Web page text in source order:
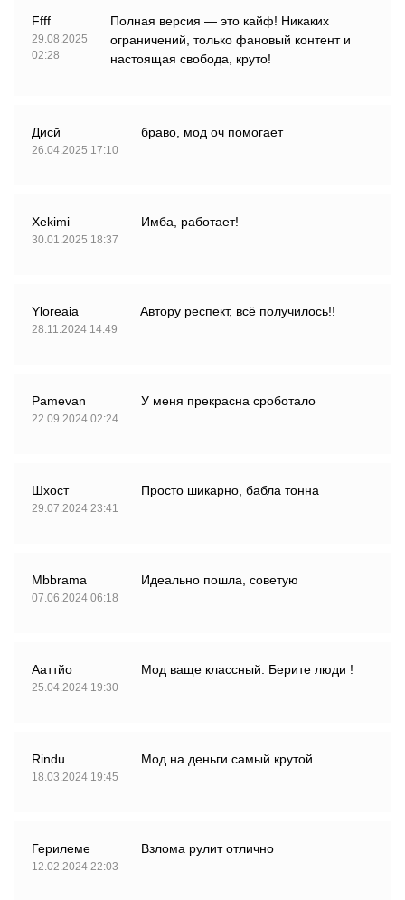
Ffff
29.08.2025
02:28
Полная версия — это кайф! Никаких
ограничений, только фановый контент и
настоящая свобода, круто!
Дисй
26.04.2025 17:10
браво, мод оч помогает
Xekimi
30.01.2025 18:37
Имба, работает!
Yloreaia
28.11.2024 14:49
Автору респект, всё получилось!!
Pamevan
22.09.2024 02:24
У меня прекрасна сроботало
Шхост
29.07.2024 23:41
Просто шикарно, бабла тонна
Mbbrama
07.06.2024 06:18
Идеально пошла, советую
Ааттйо
25.04.2024 19:30
Мод ваще классный. Берите люди !
Rindu
18.03.2024 19:45
Мод на деньги самый крутой
Герилеме
12.02.2024 22:03
Взлома рулит отлично